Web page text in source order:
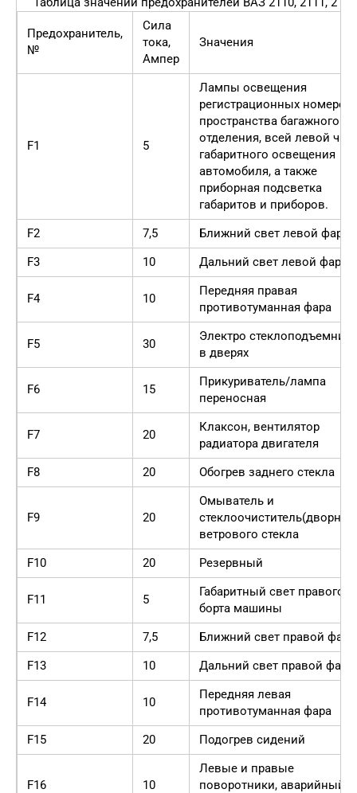
Предохранитель,
№
Сила
тока,
Ампер
Значения
F1 5
Лампы освещения
регистрационных номеров,
пространства багажного
отделения, всей левой
габаритного освещения
автомобиля, а также
приборная подсветка
габаритов и приборов.
F2
7,5
Ближний свет левой фары
F3
10 Дальний свет левой фары
F4 10
Передняя правая
противотуманная фара
F5 30
Электро
в дверях
F6 15
Прикуриватель/лампа
переносная
F7 20
Клаксон, вентилятор
радиатора двигателя
F8
20 Обогрев заднего стекла
F9 20
Омыватель и
ветрового стекла
F10
20 Резервный
F11 5
Габаритный свет правого
борта машины
F12
7,5
Ближний свет правой
F13
10 Дальний свет правой фары
F14 10
Передняя левая
противотуманная фара
F15
20 Подогрев сидений
F16 10
Левые и правые
поворотники, аварийный